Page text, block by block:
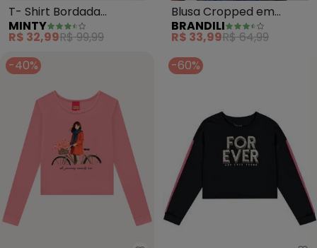
T- Shirt Bordada
Feminina (Branco)
MINTY
R$ 32,99R$ 99,99
Blusa Cropped em
Ribana Menina (Rosa)
BRANDILI
R$ 33,99R$ 64,99
-40%
-60%